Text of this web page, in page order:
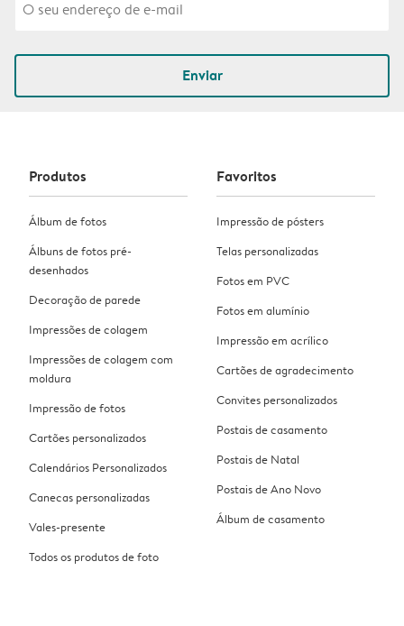
Enviar
Produtos
Álbum de fotos
Álbuns de fotos pré-
desenhados
Decoração de parede
Impressões de colagem
Impressões de colagem com
moldura
Impressão de fotos
Cartões personalizados
Calendários Personalizados
Canecas personalizadas
Vales-presente
Todos os produtos de foto
Favoritos
Impressão de pósters
Telas personalizadas
Fotos em PVC
Fotos em alumínio
Impressão em acrílico
Cartões de agradecimento
Convites personalizados
Postais de casamento
Postais de Natal
Postais de Ano Novo
Álbum de casamento